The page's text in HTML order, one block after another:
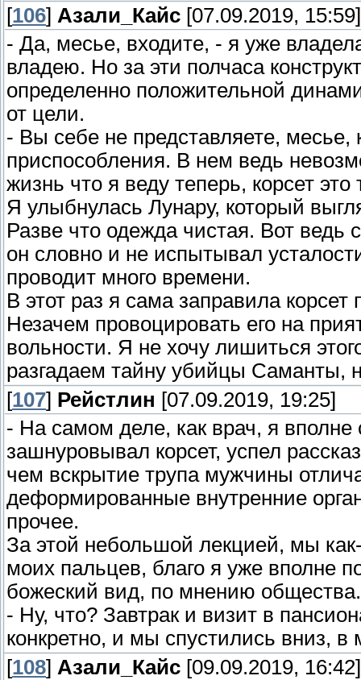
[106] Азали_Кайс [07.09.2019, 15:59]
- Да, месье, входите, - я уже
владею. Но за эти полчаса
определенно положительной
от цели.
- Вы себе не представляете,
приспособления. В нем ведь
жизнь что я веду теперь, корсет
Я улыбнулась Лунару, который
Разве что одежда чистая. Вот ведь
он словно и не испытывал
проводит много времени.
В этот раз я сама заправила
Незачем провоцировать его на
вольности. Я не хочу лишиться
разгадаем тайну убийцы Саманты,
[107] Рейстлин [07.09.2019, 19:25]
- На самом деле, как врач, я
зашнуровывал корсет, успел
чем вскрытие трупа мужчины
деформированные внутренние
прочее.
За этой небольшой лекцией, мы
моих пальцев, благо я уже вполне
божеский вид, по мнению общества.
- Ну, что? Завтрак и визит в
конкретно, и мы спустились вниз, в
[108] Азали_Кайс [09.09.2019, 16:42]